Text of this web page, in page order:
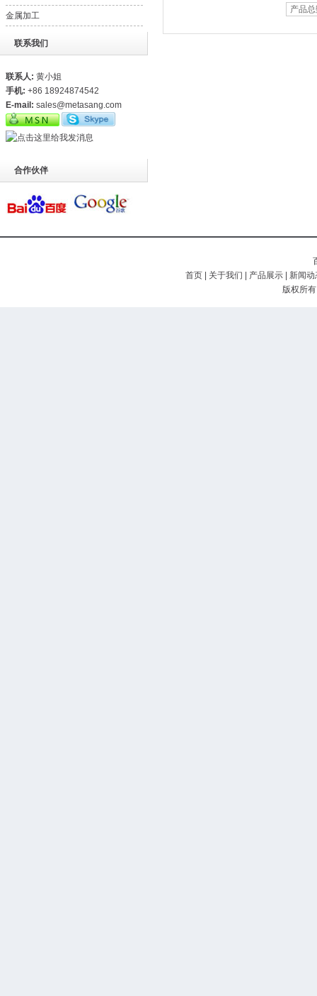
- 147
金属加工
联系我们
联系人: 黄小姐
手机: +86 18924874542
E-mail: sales@metasang.com
合作伙伴
产品
首页
关于我们 产品展示
新闻动
版权所